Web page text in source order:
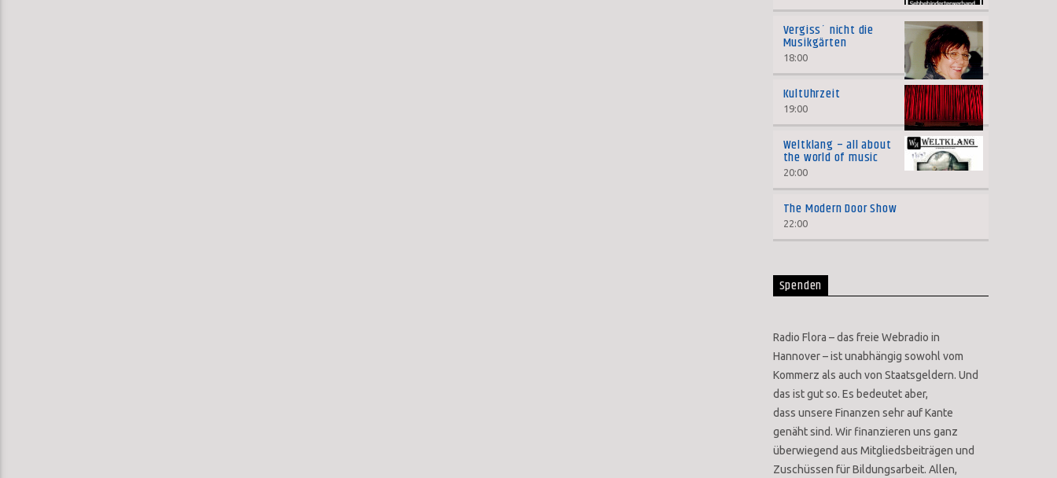
Vergiss´ nicht die
Musikgärten
18:00
KultUhrzeit
19:00
Weltklang – all about
the world of music
20:00
The Modern Door Show
22:00
Spenden
Radio Flora – das freie Webradio in
Hannover – ist unabhängig sowohl vom
Kommerz als auch von Staatsgeldern. Und
das ist gut so. Es bedeutet aber,
dass unsere Finanzen sehr auf Kante
genäht sind. Wir finanzieren uns ganz
überwiegend aus Mitgliedsbeiträgen und
Zuschüssen für Bildungsarbeit. Allen,